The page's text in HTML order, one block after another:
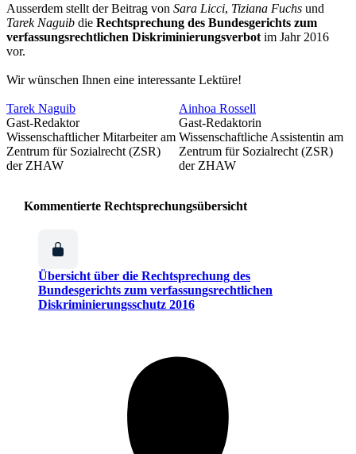
Ausserdem stellt der Beitrag von Sara Licci, Tiziana Fuchs und
Tarek Naguib die Rechtsprechung des Bundesgerichts zum
verfassungsrechtlichen Diskriminierungsverbot im Jahr 2016
vor.
Wir wünschen Ihnen eine interessante Lektüre!
Tarek Naguib
Gast-Redaktor
Wissenschaftlicher Mitarbeiter am
Zentrum für Sozialrecht (ZSR)
der ZHAW
Ainhoa Rossell
Gast-Redaktorin
Wissenschaftliche Assistentin am
Zentrum für Sozialrecht (ZSR)
der ZHAW
Kommentierte Rechtsprechungsübersicht
Übersicht über die Rechtsprechung des
Bundesgerichts zum verfassungsrechtlichen
Diskriminierungsschutz 2016